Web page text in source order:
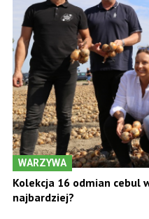
WARZYWA
Kolekcja 16 odmian cebul
najbardziej?